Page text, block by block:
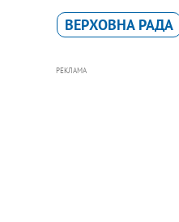
ВЕРХОВНА РАДА
РЕКЛАМА